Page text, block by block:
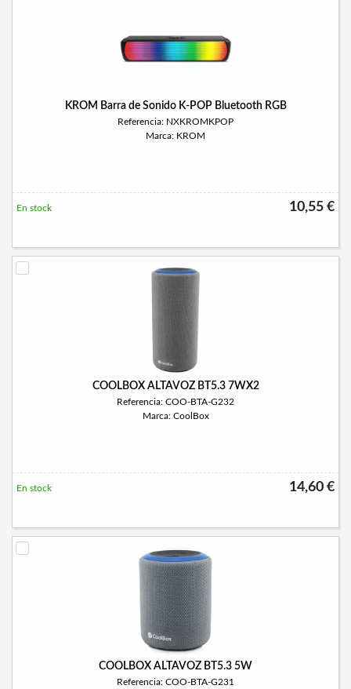
KROM Barra de Sonido K-POP Bluetooth RGB
Referencia: NXKROMKPOP
Marca: KROM
10,55 €
En stock
COOLBOX ALTAVOZ BT5.3 7WX2
Referencia: COO-BTA-G232
Marca: CoolBox
14,60 €
En stock
COOLBOX ALTAVOZ BT5.3 5W
Referencia: COO-BTA-G231